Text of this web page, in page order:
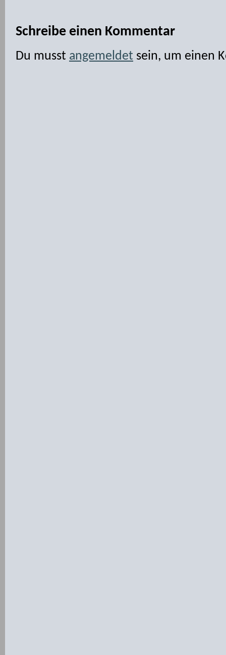
Schreibe einen Kommentar
Du musst angemeldet sein, um einen